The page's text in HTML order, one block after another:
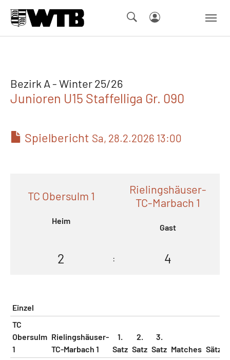
Bezirk A - Winter 25/26
Junioren U15 Staffelliga Gr. 090
Spielbericht Sa, 28.2.2026 13:00
TC Obersulm 1
Heim
Rielingshäuser-
TC-Marbach 1
Gast
2 : 4
Einzel
TC
Obersulm
1
Rielingshäuser-
TC-Marbach 1
1.
Satz
2.
Satz
3.
Satz Matches Sätze